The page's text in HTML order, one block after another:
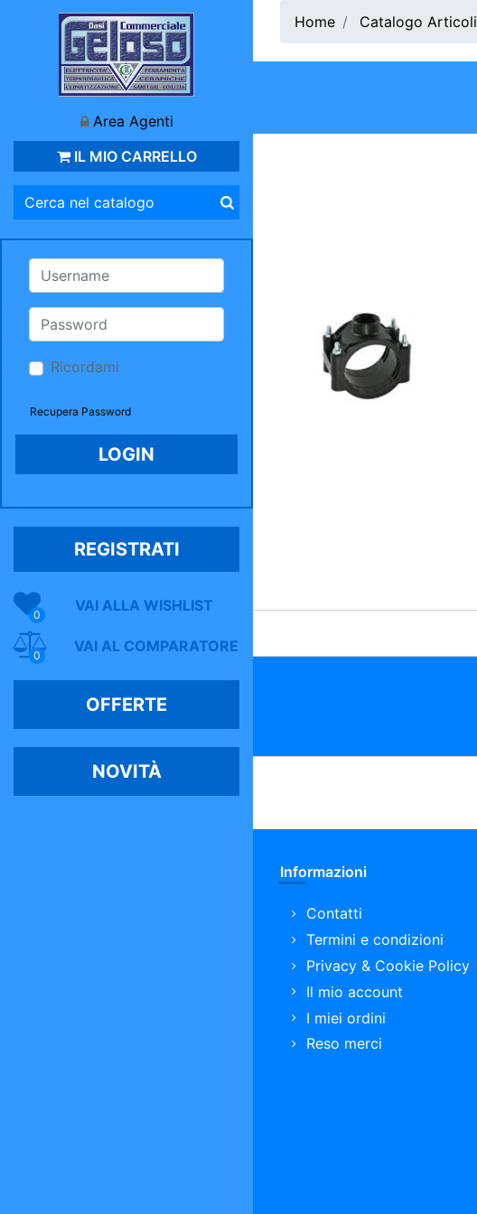
Area Agenti
IL MIO CARRELLO
Ricordami
Recupera Password
REGISTRATI
VAI ALLA WISHLIST
0
VAI AL COMPARATORE
0
OFFERTE
NOVITÀ
Home Catalogo Articoli
Informazioni
Contatti
Termini e condizioni
Privacy & Cookie Policy
Il mio account
I miei ordini
Reso merci